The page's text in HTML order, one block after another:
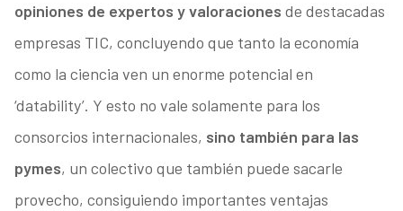
opiniones de expertos y valoraciones de destacadas
empresas TIC, concluyendo que tanto la economía
como la ciencia ven un enorme potencial en
‘datability’. Y esto no vale solamente para los
consorcios internacionales, sino también para las
pymes, un colectivo que también puede sacarle
provecho, consiguiendo importantes ventajas